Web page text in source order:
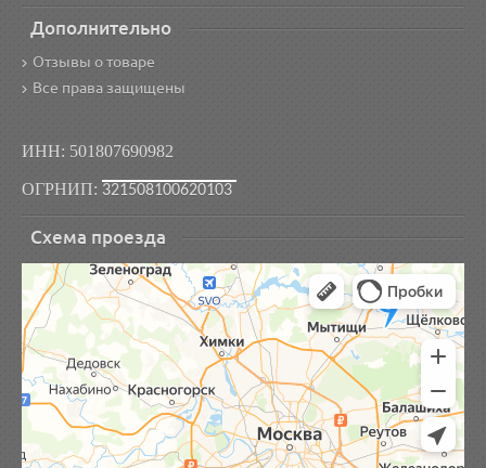
Дополнительно
Отзывы о товаре
Все права защищены
ИНН: 501807690982
ОГРНИП: 321508100620103
Схема проезда